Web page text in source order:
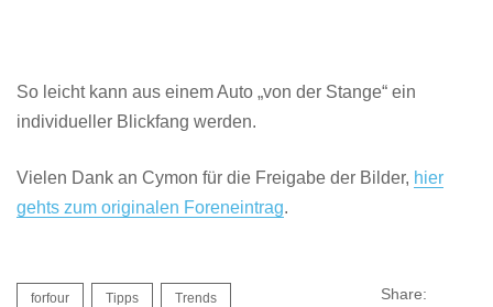
So leicht kann aus einem Auto „von der Stange“ ein
individueller Blickfang werden.
Vielen Dank an Cymon für die Freigabe der Bilder, hier
gehts zum originalen Foreneintrag.
forfour Tipps Trends Share: